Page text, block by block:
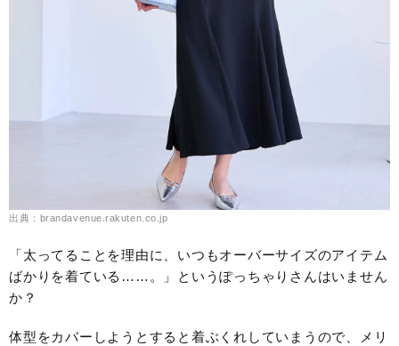
出典：brandavenue.rakuten.co.jp
「太ってることを理由に、いつもオーバーサイズのアイテム
ばかりを着ている……。」というぽっちゃりさんはいません
か？
体型をカバーしようとすると着ぶくれしていまうので、メリ